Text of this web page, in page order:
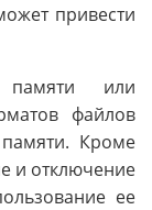
привести
памяти или
файлов
Кроме
и отключение
ее